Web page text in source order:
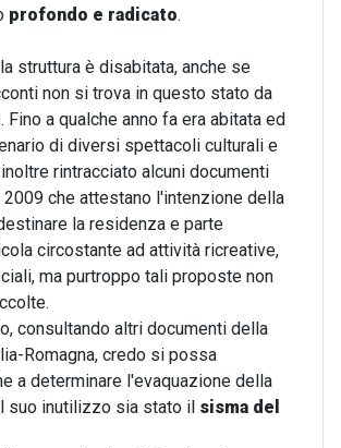
profondo e radicato.
struttura è disabitata, anche se
non si trova in questo stato da
Fino a qualche anno fa era abitata ed
di diversi spettacoli culturali e
rintracciato alcuni documenti
2009 che attestano l'intenzione della
la residenza e parte
circostante ad attività ricreative,
ma purtroppo tali proposte non
consultando altri documenti della
Romagna, credo si possa
a determinare l'evaquazione della
suo inutilizzo sia stato il sisma del